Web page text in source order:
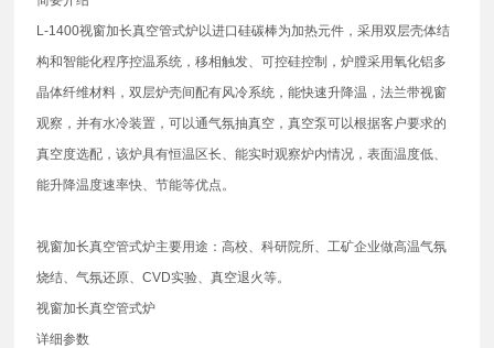
L-1400视窗加长真空管式炉以进口硅碳棒为加热元件，采用双层壳体结
构和智能化程序控温系统，移相触发、可控硅控制，炉膛采用氧化铝多
晶体纤维材料，双层炉壳间配有风冷系统，能快速升降温，法兰带视窗
观察，并有水冷装置，可以通气氛抽真空，真空泵可以根据客户要求的
真空度选配，该炉具有恒温区长、能实时观察炉内情况，表面温度低、
能升降温度速率快、节能等优点。
视窗加长真空管式炉主要用途：高校、科研院所、工矿企业做高温气氛
烧结、气氛还原、CVD实验、真空退火等。
视窗加长真空管式炉
详细参数